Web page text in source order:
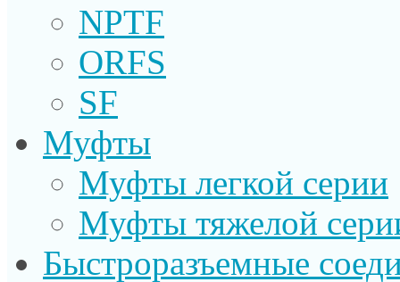
NPTF
ORFS
SF
Муфты
Муфты легкой серии
Муфты тяжелой
Быстроразъемные